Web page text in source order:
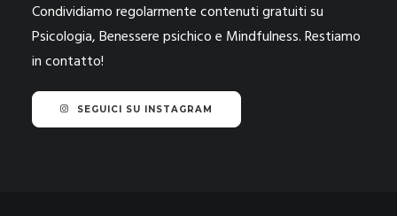
Condividiamo regolarmente contenuti gratuiti su
Psicologia, Benessere psichico e Mindfulness. Restiamo
in contatto!
SEGUICI SU INSTAGRAM